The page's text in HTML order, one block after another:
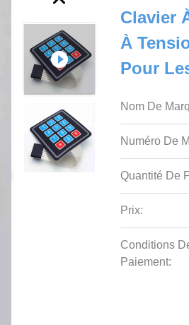
Clavier
À
Pour
Nom De
Numéro De
Quantité De
Prix:
Conditions
Paiement: